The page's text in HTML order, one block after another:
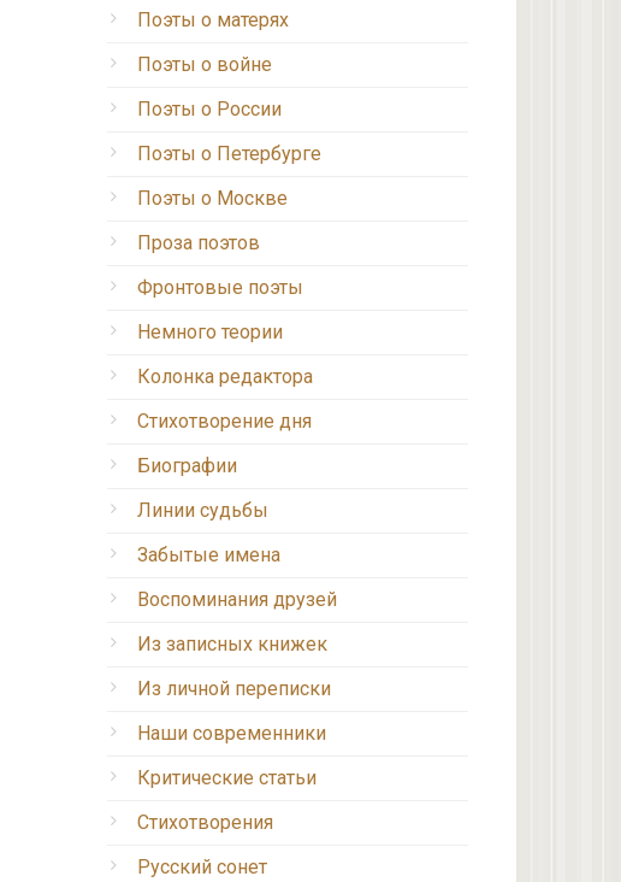
Поэты о матерях
Поэты о войне
Поэты о России
Поэты о Петербурге
Поэты о Москве
Проза поэтов
Фронтовые поэты
Немного теории
Колонка редактора
Стихотворение дня
Биографии
Линии судьбы
Забытые имена
Воспоминания друзей
Из записных книжек
Из личной переписки
Наши современники
Критические статьи
Стихотворения
Русский сонет